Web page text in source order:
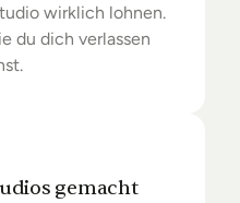
wirklich lohnen.
du dich verlassen
gemacht